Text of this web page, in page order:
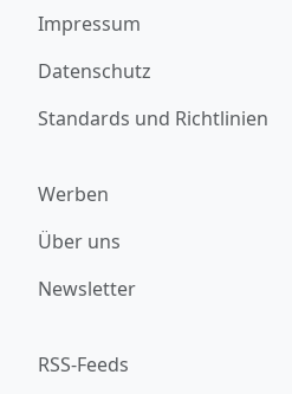
Impressum
Datenschutz
Standards und Richtlinien
Werben
Über uns
Newsletter
RSS-Feeds